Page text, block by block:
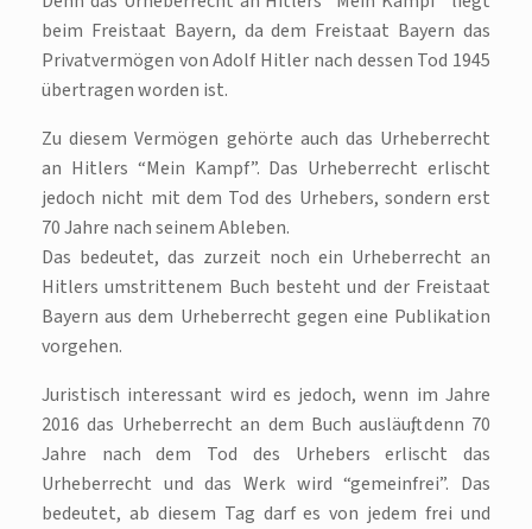
beim Freistaat Bayern, da dem Freistaat Bayern das
Privatvermögen von Adolf Hitler nach dessen Tod 1945
übertragen worden ist.
Zu diesem Vermögen gehörte auch das Urheberrecht
an Hitlers “Mein Kampf”. Das Urheberrecht erlischt
jedoch nicht mit dem Tod des Urhebers, sondern erst
70 Jahre nach seinem Ableben.
Das bedeutet, das zurzeit noch ein Urheberrecht an
Hitlers umstrittenem Buch besteht und der Freistaat
Bayern aus dem Urheberrecht gegen eine Publikation
vorgehen.
Juristisch interessant wird es jedoch, wenn im Jahre
2016 das Urheberrecht an dem Buch ausläuft, denn 70
Jahre nach dem Tod des Urhebers erlischt das
Urheberrecht und das Werk wird “gemeinfrei”. Das
bedeutet, ab diesem Tag darf es von jedem frei und